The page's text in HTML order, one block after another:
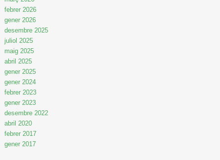
febrer 2026
gener 2026
desembre 2025
juliol 2025
maig 2025
abril 2025
gener 2025
gener 2024
febrer 2023
gener 2023
desembre 2022
abril 2020
febrer 2017
gener 2017